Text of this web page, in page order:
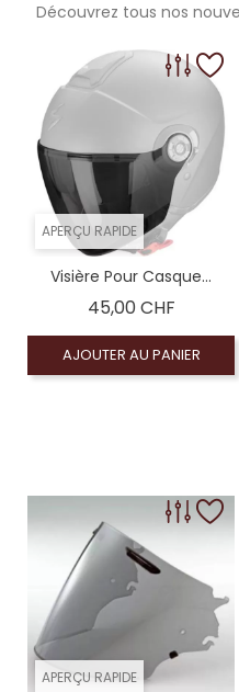
Découvrez tous nos
APERÇU RAPIDE
Visière Pour Casque...
45,00 CHFPrix
AJOUTER AU PANIER
Coloré (non
APERÇU RAPIDE